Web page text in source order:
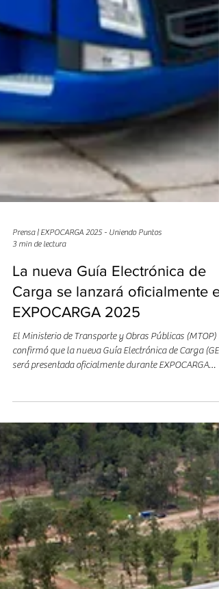
3 min de lectura
La nueva Guía Electrónica de
Carga se lanzará oficialmente
EXPOCARGA 2025
El Ministerio de Transporte y Obras Públicas (MTOP)
2025, el gran encuentro del transporte, la logística y la
diciembre en el Centro de Convenciones de Punta del
Este. El anuncio fue realizado por el Director Nacional
Transporte en el programa La Letra Chica de
EXPOCARGA , destacando que esta nueva herramienta
marca un